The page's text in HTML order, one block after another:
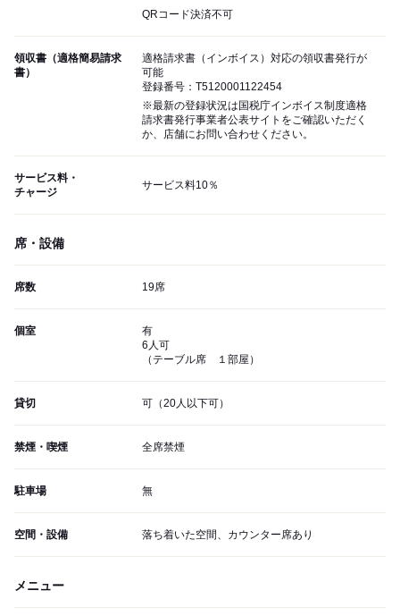
QRコード決済不可
領収書（適格簡易請求
書）
適格請求書（インボイス）対応の領収書発行が
可能
登録番号：T5120001122454
※最新の登録状況は国税庁インボイス制度適格
請求書発行事業者公表サイトをご確認いただく
か、店舗にお問い合わせください。
サービス料・
チャージ
サービス料10％
席・設備
席数 19席
個室
有
6人可
（テーブル席 １部屋）
貸切 可（20人以下可）
禁煙・喫煙 全席禁煙
駐車場 無
空間・設備 落ち着いた空間、カウンター席あり
メニュー